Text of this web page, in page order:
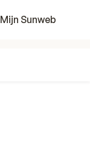
Mijn Sunweb